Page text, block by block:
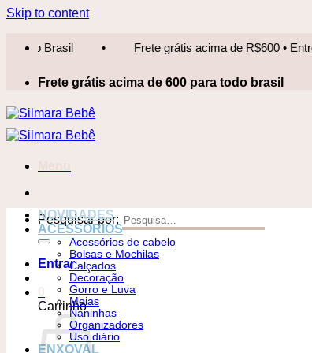
Skip to content
Frete grátis acima de R$600 • Entrega para todo Brasil
Frete grátis acima de 600 para todo brasil
Pesquisar por:
Entrar
Carrinho
NOVIDADES
ACESSÓRIOS
Acessórios de cabelo
Bolsas e Mochilas
Calçados
Decoração
Gorro e Luva
Meias
Naninhas
Organizadores
Uso diário
ENXOVAL